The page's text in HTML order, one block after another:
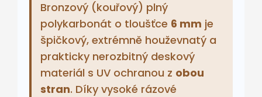
Bronzový (kouřový) plný
polykarbonát o tloušťce 6 mm je
špičkový, extrémně houževnatý a
prakticky nerozbitný deskový
materiál s UV ochranou z obou
stran. Díky vysoké rázové